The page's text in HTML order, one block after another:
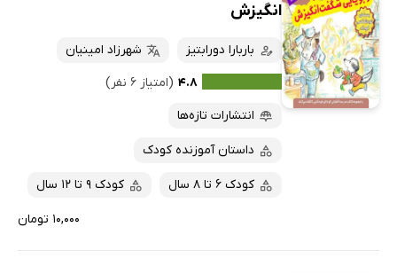
انگیزش
باربارا دورابتیز
شهرزاد امینیان
۴.۸ (امتیاز ۶ نفر)
انتشارات تازه‌ها
داستان آموزنده کودک
کودک 6 تا 8 سال کودک 9 تا 12 سال
۱۰,۰۰۰ تومان